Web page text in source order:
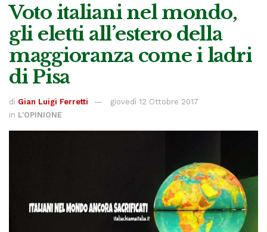
Voto italiani nel mondo,
gli eletti all’estero della
maggioranza come i ladri
di Pisa
di Gian Luigi Ferretti
giovedì 12 Ottobre 2017
in L'OPINIONE